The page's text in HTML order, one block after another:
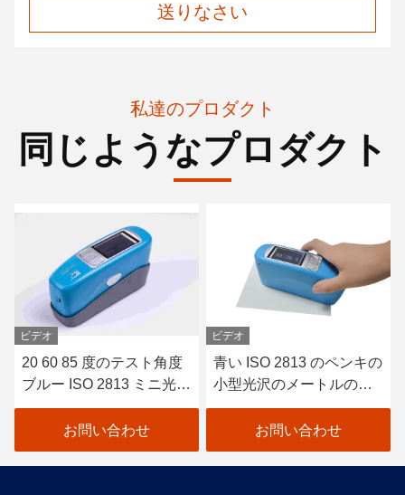
送りなさい
私達のプロダクト
同じようなプロダクト
ビデオ
20 60 85 度のテスト角度
ブルー ISO 2813 ミニ光沢
計塗料およびワニス CS-
お問い合わせ
ビデオ
青い ISO 2813 のペンキの
小型光沢のメートルのペ
ンキおよびニス 20 60 お
よび 85 度お問い合わせ